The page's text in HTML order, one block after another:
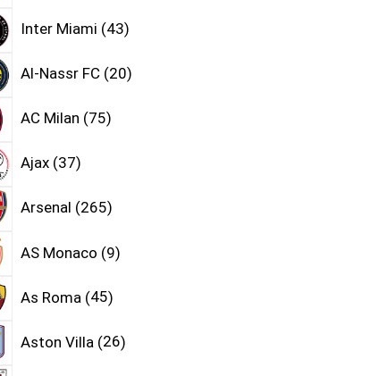
Inter Miami 43
Al-Nassr FC 20
AC Milan 75
Ajax 37
Arsenal 265
AS Monaco 9
As Roma 45
Aston Villa 26